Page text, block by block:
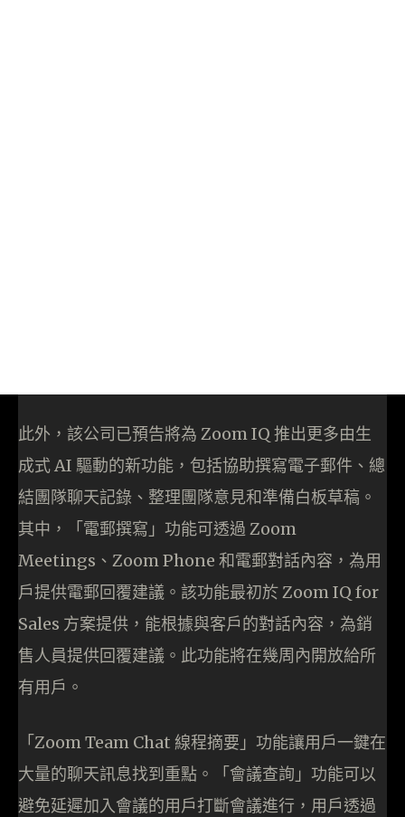
此外，該公司已預告將為 Zoom IQ 推出更多由生
成式 AI 驅動的新功能，包括協助撰寫電子郵件、總
結團隊聊天記錄、整理團隊意見和準備白板草稿。
其中，「電郵撰寫」功能可透過 Zoom
Meetings、Zoom Phone 和電郵對話內容，為用
戶提供電郵回覆建議。該功能最初於 Zoom IQ for
Sales 方案提供，能根據與客戶的對話內容，為銷
售人員提供回覆建議。此功能將在幾周內開放給所
有用戶。
「Zoom Team Chat 線程摘要」功能讓用戶一鍵在
大量的聊天訊息找到重點。「會議查詢」功能可以
避免延遲加入會議的用戶打斷會議進行，用戶透過